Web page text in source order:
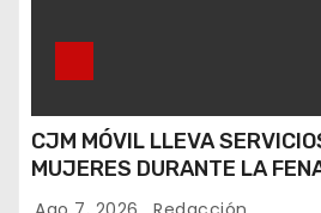
CJM MÓVIL LLEVA
MUJERES DURANTE LA